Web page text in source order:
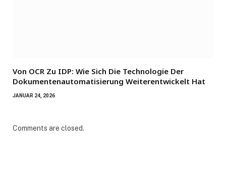
Von OCR Zu IDP: Wie Sich Die Technologie Der
Dokumentenautomatisierung Weiterentwickelt Hat
JANUAR 24, 2026
Comments are closed.